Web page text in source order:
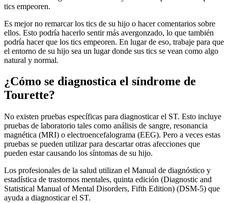
tics empeoren.
Es mejor no remarcar los tics de su hijo o hacer comentarios sobre
ellos. Esto podría hacerlo sentir más avergonzado, lo que también
podría hacer que los tics empeoren. En lugar de eso, trabaje para que
el entorno de su hijo sea un lugar donde sus tics se vean como algo
natural y normal.
¿Cómo se diagnostica el síndrome de
Tourette?
No existen pruebas específicas para diagnosticar el ST. Esto incluye
pruebas de laboratorio tales como análisis de sangre, resonancia
magnética (MRI) o electroencefalograma (EEG). Pero a veces estas
pruebas se pueden utilizar para descartar otras afecciones que
pueden estar causando los síntomas de su hijo.
Los profesionales de la salud utilizan el Manual de diagnóstico y
estadística de trastornos mentales, quinta edición (Diagnostic and
Statistical Manual of Mental Disorders, Fifth Edition) (DSM-5) que
ayuda a diagnosticar el ST.